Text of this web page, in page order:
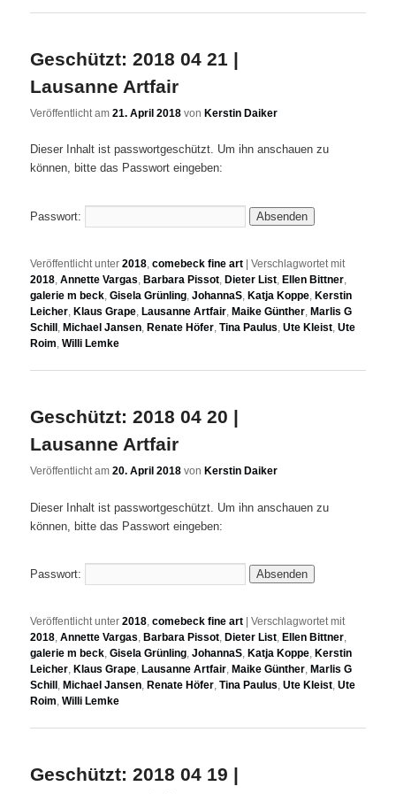
Geschützt: 2018 04 21 |
Lausanne Artfair
Veröffentlicht am21. April 2018 von Kerstin Daiker
Dieser Inhalt ist passwortgeschützt. Um ihn anschauen zu
können, bitte das Passwort eingeben:
Passwort:
Veröffentlicht unter 2018,comebeck fine art |Verschlagwortet mit
2018,Annette Vargas,Barbara Pissot,Dieter List,Ellen Bittner,
galerie m beck,Gisela Grünling,JohannaS,Katja Koppe,Kerstin
Leicher,Klaus Grape,Lausanne Artfair,Maike Günther,Marlis G
Schill,Michael Jansen,Renate Höfer,Tina Paulus,Ute Kleist,Ute
Roim,Willi Lemke
Geschützt: 2018 04 20 |
Lausanne Artfair
Veröffentlicht am20. April 2018 von Kerstin Daiker
Dieser Inhalt ist passwortgeschützt. Um ihn anschauen zu
können, bitte das Passwort eingeben:
Passwort:
Veröffentlicht unter 2018,comebeck fine art |Verschlagwortet mit
2018,Annette Vargas,Barbara Pissot,Dieter List,Ellen Bittner,
galerie m beck,Gisela Grünling,JohannaS,Katja Koppe,Kerstin
Leicher,Klaus Grape,Lausanne Artfair,Maike Günther,Marlis G
Schill,Michael Jansen,Renate Höfer,Tina Paulus,Ute Kleist,Ute
Roim,Willi Lemke
Geschützt: 2018 04 19 |